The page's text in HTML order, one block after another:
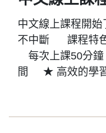
中文線上課程開
不中斷 課程
每次上課50分鐘
間 ★ 高效的